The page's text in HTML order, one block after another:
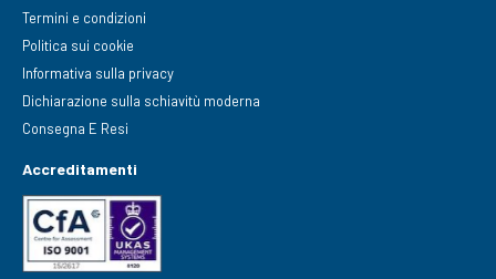
Termini e condizioni
Politica sui cookie
Informativa sulla privacy
Dichiarazione sulla schiavitù moderna
Consegna E Resi
Accreditamenti